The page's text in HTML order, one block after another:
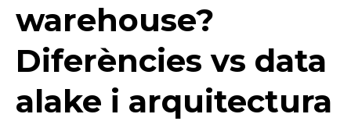
warehouse?
Diferències vs data
alake i arquitectura